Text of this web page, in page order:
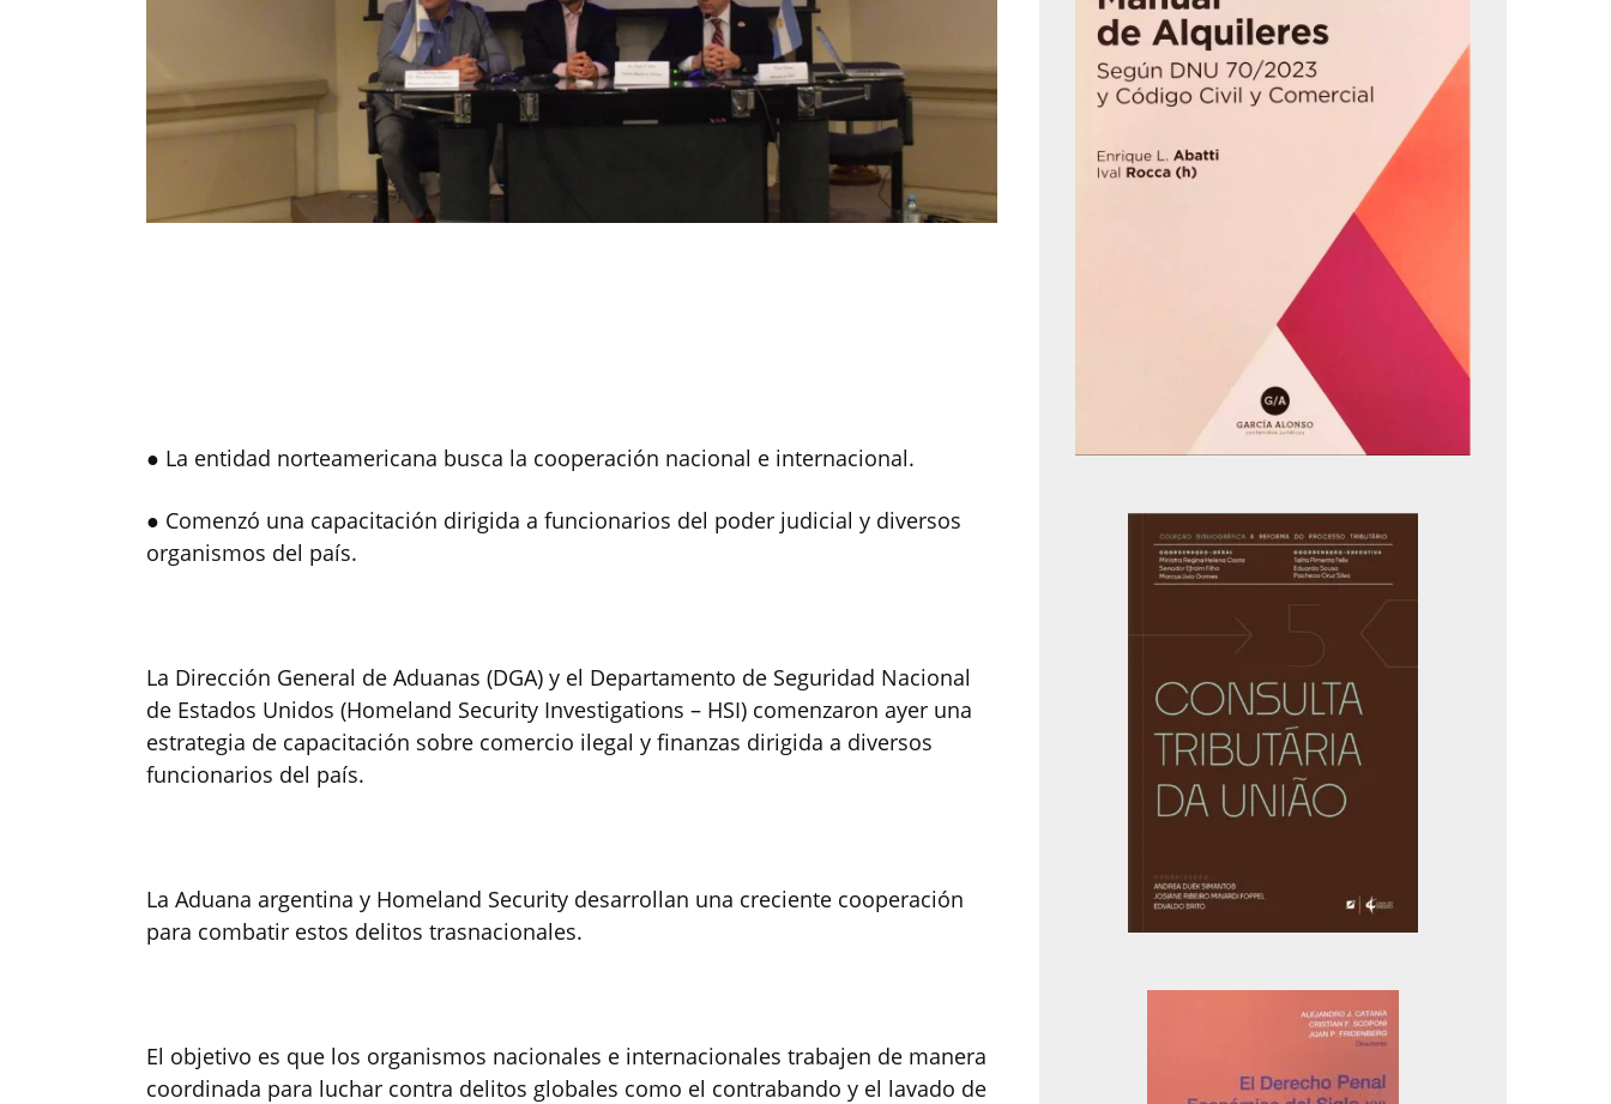
● La entidad norteamericana busca la cooperación nacional e internacional.
● Comenzó una capacitación dirigida a funcionarios del poder judicial y diversos
organismos del país.
La Dirección General de Aduanas (DGA) y el Departamento de Seguridad Nacional
de Estados Unidos (Homeland Security Investigations – HSI) comenzaron ayer una
estrategia de capacitación sobre comercio ilegal y finanzas dirigida a diversos
funcionarios del país.
La Aduana argentina y Homeland Security desarrollan una creciente cooperación
para combatir estos delitos trasnacionales.
El objetivo es que los organismos nacionales e internacionales trabajen de manera
coordinada para luchar contra delitos globales como el contrabando y el lavado de